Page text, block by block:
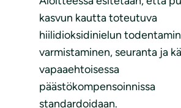
kasvun kautta toteutuva
hiilidioksidinielun
varmistaminen, seuranta ja
vapaaehtoisessa
päästökompensoinnissa
standardoidaan.